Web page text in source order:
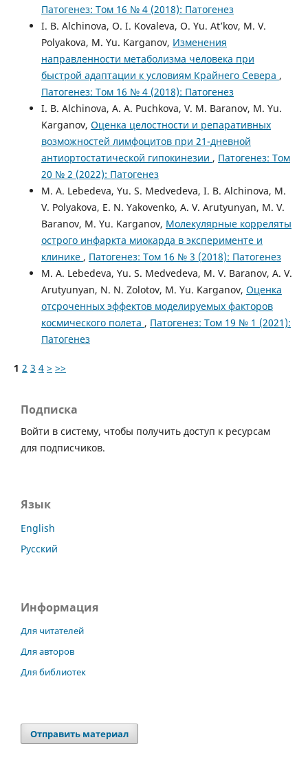
Патогенез: Том 16 № 4 (2018): Патогенез
I. B. Alchinova, O. I. Kovaleva, O. Yu. At’kov, M. V.
Polyakova, M. Yu. Karganov, Изменения
направленности метаболизма человека при
быстрой адаптации к условиям Крайнего Севера ,
Патогенез: Том 16 № 4 (2018): Патогенез
I. B. Alchinova, A. A. Puchkova, V. M. Baranov, M. Yu.
Karganov, Оценка целостности и репаративных
возможностей лимфоцитов при 21-дневной
антиортостатической гипокинезии , Патогенез: Том
20 № 2 (2022): Патогенез
M. A. Lebedeva, Yu. S. Medvedeva, I. B. Alchinova, M.
V. Polyakova, E. N. Yakovenko, A. V. Arutyunyan, M. V.
Baranov, M. Yu. Karganov, Молекулярные корреляты
острого инфаркта миокарда в эксперименте и
клинике , Патогенез: Том 16 № 3 (2018): Патогенез
M. A. Lebedeva, Yu. S. Medvedeva, M. V. Baranov, A. V.
Arutyunyan, N. N. Zolotov, M. Yu. Karganov, Оценка
отсроченных эффектов моделируемых факторов
космического полета , Патогенез: Том 19 № 1 (2021):
Патогенез
1 2 3 4 > >>
Подписка
Войти в систему, чтобы получить доступ к ресурсам
для подписчиков.
Язык
English
Русский
Информация
Для читателей
Для авторов
Для библиотек
Отправить материал